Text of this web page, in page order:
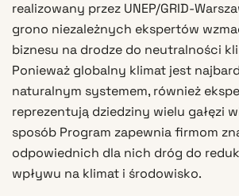
realizowany przez UNEP/GRID-
grono niezależnych ekspertów
biznesu na drodze do neutralności
Ponieważ globalny klimat jest
naturalnym systemem, również
reprezentują dziedziny wielu gałęzi
sposób Program zapewnia firmom
odpowiednich dla nich dróg do
wpływu na klimat i środowisko.